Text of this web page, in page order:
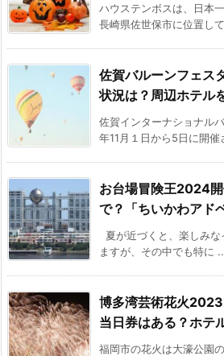
ハウステンボスは、日本
長崎県佐世保市に位置し
佐賀バルーンフェス
状況は？周辺ホテル
佐賀インターナショナル
年11月１日から5日に開催
お台場冒険王2024
で？「ちいかわアド
夏が近づくと、楽しみ
ますが、その中でも特に
博多湾芸術花火
当日券はある？ホテ
福岡市の花火は大濠公園